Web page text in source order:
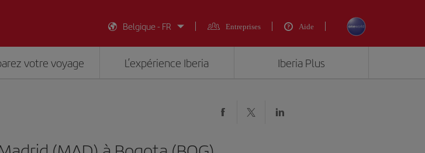
Belgique - FR
Entreprises Aide
votre voyage L’expérience Iberia Iberia Plus